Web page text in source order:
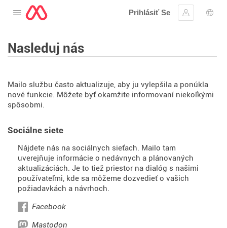
Otvorte menu
Prihlásiť Se
Prihlásiť sa
Nasleduj nás
Mailo službu často aktualizuje, aby ju vylepšila a ponúkla
nové funkcie. Môžete byť okamžite informovaní niekoľkými
spôsobmi.
Sociálne siete
Nájdete nás na sociálnych sieťach. Mailo tam
uverejňuje informácie o nedávnych a plánovaných
aktualizáciách. Je to tiež priestor na dialóg s našimi
používateľmi, kde sa môžeme dozvedieť o vašich
požiadavkách a návrhoch.
Facebook
Mastodon